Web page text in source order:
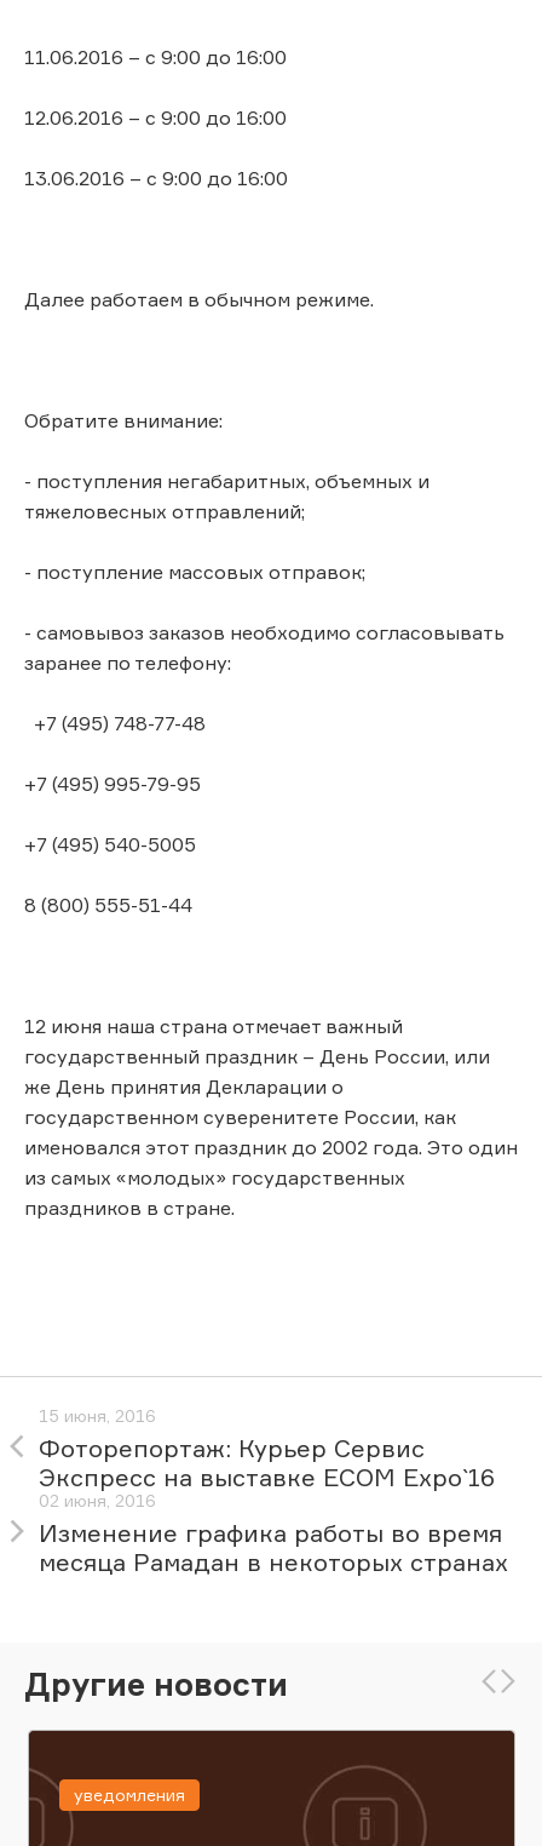
11.06.2016 – с 9:00 до 16:00
12.06.2016 – с 9:00 до 16:00
13.06.2016 – с 9:00 до 16:00
Далее работаем в обычном режиме.
Обратите внимание:
- поступления негабаритных, объемных и
тяжеловесных отправлений;
- поступление массовых отправок;
- самовывоз заказов необходимо согласовывать
заранее по телефону:
+7 (495) 748-77-48
+7 (495) 995-79-95
+7 (495) 540-5005
8 (800) 555-51-44
12 июня наша страна отмечает важный
государственный праздник – День России, или
же День принятия Декларации о
государственном суверенитете России, как
именовался этот праздник до 2002 года. Это один
из самых «молодых» государственных
праздников в стране.
15 июня, 2016
Фоторепортаж: Курьер Сервис
Экспресс на выставке ECOM Expo`16
02 июня, 2016
Изменение графика работы во время
месяца Рамадан в некоторых странах
Другие новости
уведомления